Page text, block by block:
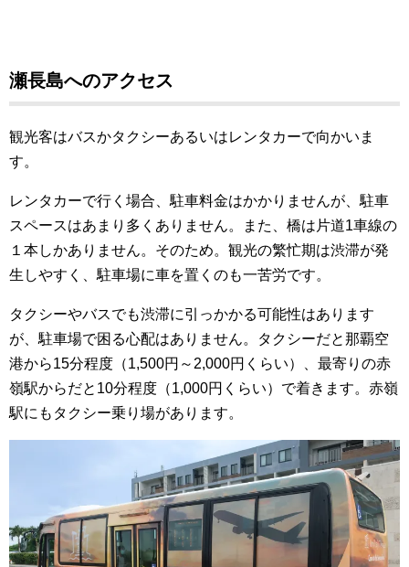
瀬長島へのアクセス
観光客はバスかタクシーあるいはレンタカーで向かいま
す。
レンタカーで行く場合、駐車料金はかかりませんが、駐車
スペースはあまり多くありません。また、橋は片道1車線の
１本しかありません。そのため。観光の繁忙期は渋滞が発
生しやすく、駐車場に車を置くのも一苦労です。
タクシーやバスでも渋滞に引っかかる可能性はあります
が、駐車場で困る心配はありません。タクシーだと那覇空
港から15分程度（1,500円～2,000円くらい）、最寄りの赤
嶺駅からだと10分程度（1,000円くらい）で着きます。赤嶺
駅にもタクシー乗り場があります。